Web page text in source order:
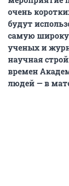
очень
будут
самую
ученых и
научная
времен
людей — в